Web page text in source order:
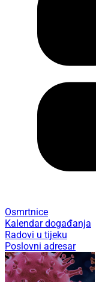
Osmrtnice
Kalendar događanja
Radovi u tijeku
Poslovni adresar